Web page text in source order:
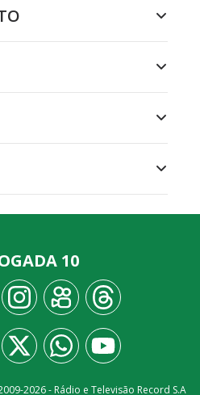
10
2026- Rádio e Televisão Record S.A